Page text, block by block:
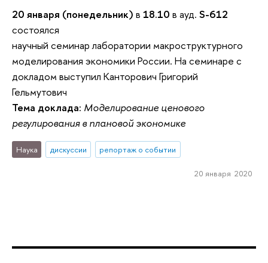
20 января (понедельник) в 18.10 в ауд. S-612
состоялся
научный семинар лаборатории макроструктурного
моделирования экономики России. На семинаре с
докладом выступил Канторович Григорий
Гельмутович
Тема доклада: Моделирование ценового
регулирования в плановой экономике
Наука дискуссии репортаж о событии
20 января 2020